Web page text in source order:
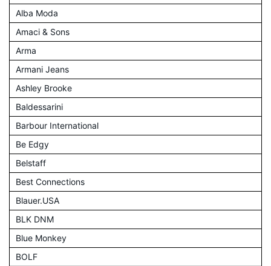
Alba Moda
Amaci & Sons
Arma
Armani Jeans
Ashley Brooke
Baldessarini
Barbour International
Be Edgy
Belstaff
Best Connections
Blauer.USA
BLK DNM
Blue Monkey
BOLF